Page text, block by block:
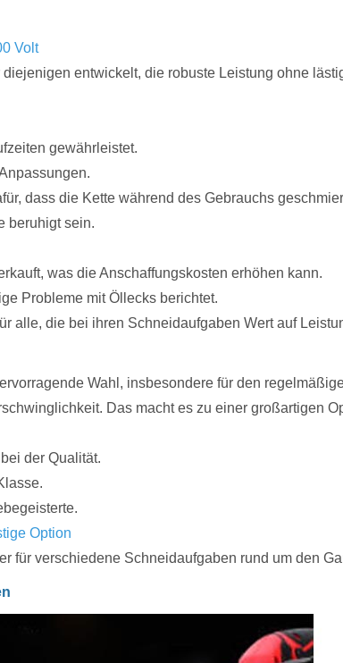
Volt
entwickelt, die robuste Leistung ohne
gewährleistet.
dass die Kette während des Gebrauchs
beruhigt sein.
was die Anschaffungskosten erhöhen kann.
Probleme mit Öllecks berichtet.
alle, die bei ihren Schneidaufgaben Wert auf
Wahl, insbesondere für den
Das macht es zu einer großartigen
der Qualität.
Option
für verschiedene Schneidaufgaben rund um den